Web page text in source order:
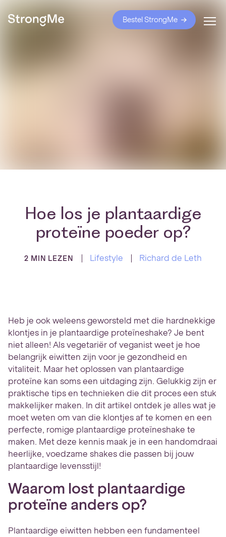
Bestel StrongMe
Hoe los je plantaardige
proteïne poeder op?
2 MIN LEZEN Lifestyle Richard de Leth
Heb je ook weleens geworsteld met die hardnekkige
klontjes in je plantaardige proteïneshake? Je bent
niet alleen! Als vegetariër of veganist weet je hoe
belangrijk eiwitten zijn voor je gezondheid en
vitaliteit. Maar het oplossen van plantaardige
proteïne kan soms een uitdaging zijn. Gelukkig zijn er
praktische tips en technieken die dit proces een stuk
makkelijker maken. In dit artikel ontdek je alles wat je
moet weten om van die klontjes af te komen en een
perfecte, romige plantaardige proteïneshake te
maken. Met deze kennis maak je in een handomdraai
heerlijke, voedzame shakes die passen bij jouw
plantaardige levensstijl!
Waarom lost plantaardige
proteïne anders op?
Plantaardige eiwitten hebben een fundamenteel